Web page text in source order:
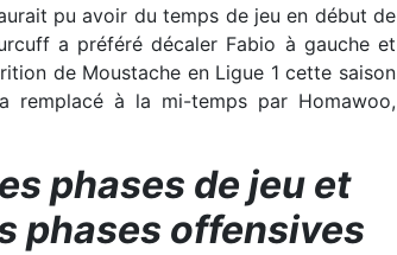
pu avoir du temps de jeu en début de
a préféré décaler Fabio à gauche et
de Moustache en Ligue 1 cette saison
à la mi-temps par Homawoo,
phases de jeu et
phases offensives